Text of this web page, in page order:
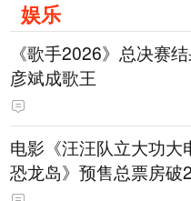
娱乐
《歌手2026》总决赛
彦斌成歌王
电影《汪汪队立大功大
恐龙岛》预售总票房破